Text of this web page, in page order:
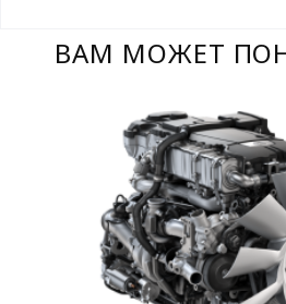
ВАМ МОЖЕТ